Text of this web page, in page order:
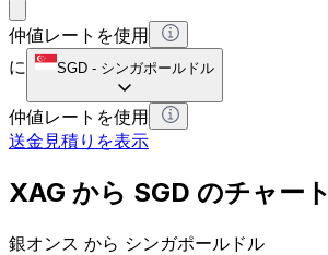
仲値レートを使用
に
SGD - シンガポールドル
仲値レートを使用
送金見積りを表示
XAG から SGD のチャート
銀オンス から シンガポールドル